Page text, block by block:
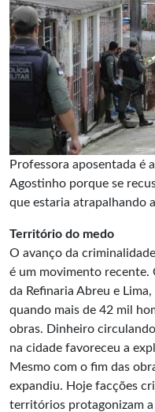
Professora aposentada é
Agostinho porque se
que estaria atrapalhando
Território do medo
O avanço da
é um movimento recente.
da Refinaria Abreu e
quando mais de 42 mil
obras. Dinheiro
na cidade favoreceu a
Mesmo com o fim das
expandiu. Hoje facções
territórios protagonizam a